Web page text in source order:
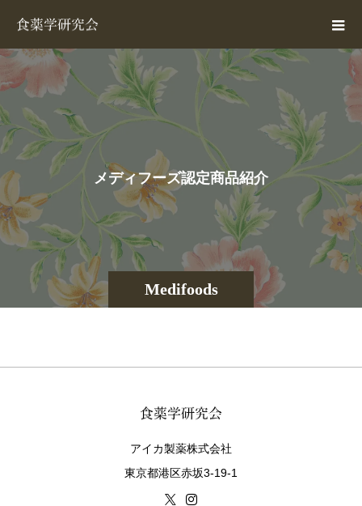
Medifoods
メディフーズ認定商品紹介
アイカ製薬株式会社
東京都港区赤坂3-19-1